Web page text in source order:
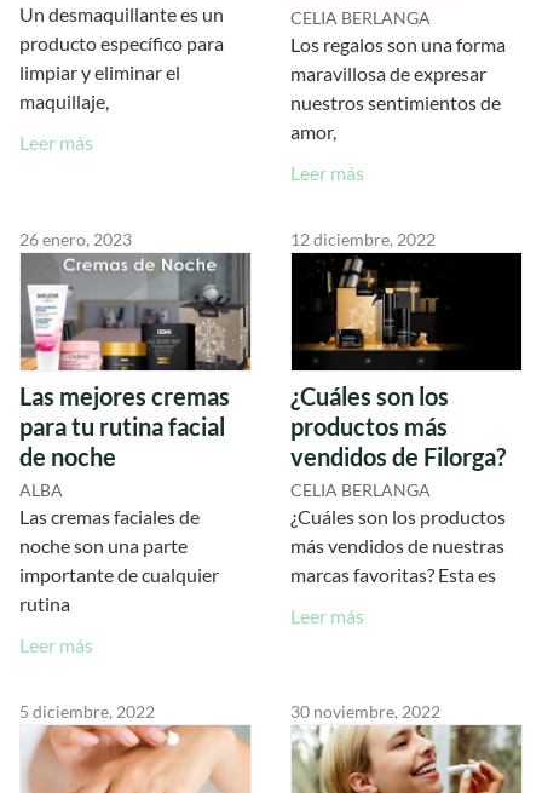
Un desmaquillante es un
producto específico para
limpiar y eliminar el
maquillaje,
Leer más
CELIA BERLANGA
Los regalos son una forma
maravillosa de expresar
nuestros sentimientos de
amor,
Leer más
26 enero, 2023
Las mejores cremas
para tu rutina facial
de noche
ALBA
Las cremas faciales de
noche son una parte
importante de cualquier
rutina
Leer más
12 diciembre, 2022
¿Cuáles son los
productos más
vendidos de Filorga?
CELIA BERLANGA
¿Cuáles son los productos
más vendidos de nuestras
marcas favoritas? Esta es
Leer más
5 diciembre, 2022 30 noviembre, 2022